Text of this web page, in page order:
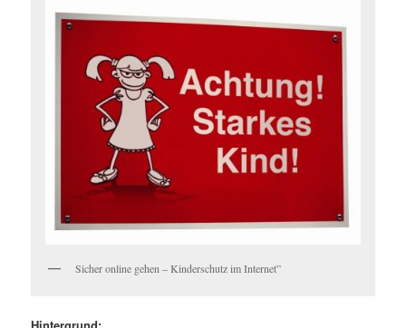
Sicher online gehen – Kinderschutz im Internet”